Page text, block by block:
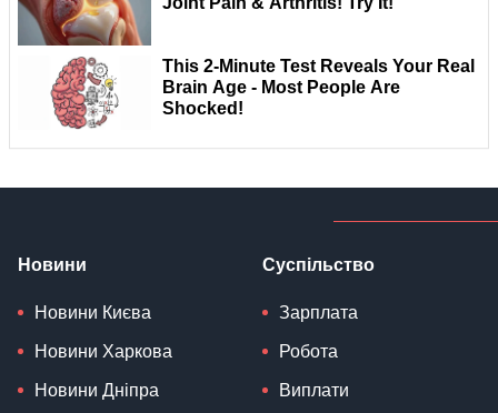
Новини
Новини Києва
Новини Харкова
Новини Дніпра
Суспільство
Зарплата
Робота
Виплати